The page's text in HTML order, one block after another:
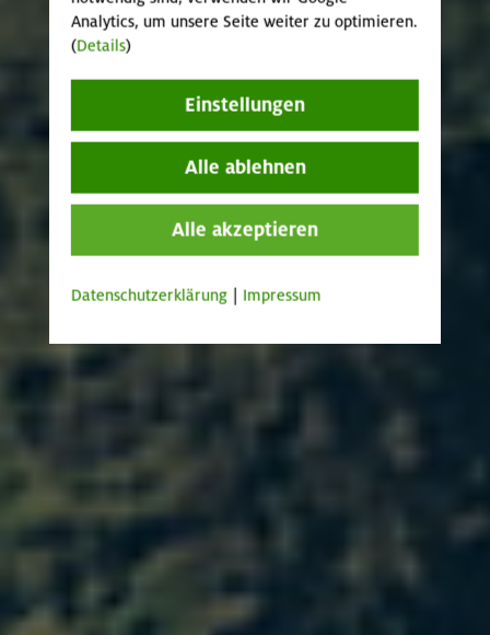
Analytics, um unsere Seite weiter zu optimieren.
(Details)
Einstellungen
Alle ablehnen
Alle akzeptieren
Datenschutzerklärung Impressum